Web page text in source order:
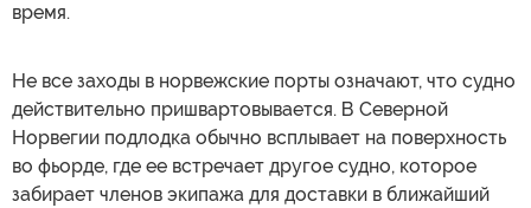
время.
Не все заходы в норвежские порты означают, что судно
действительно пришвартовывается. В Северной
Норвегии подлодка обычно всплывает на поверхность
во фьорде, где ее встречает другое судно, которое
забирает членов экипажа для доставки в ближайший